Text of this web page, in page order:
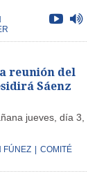
reunión del
Sáenz
jueves, día 3,
FÚNEZ
COMITÉ